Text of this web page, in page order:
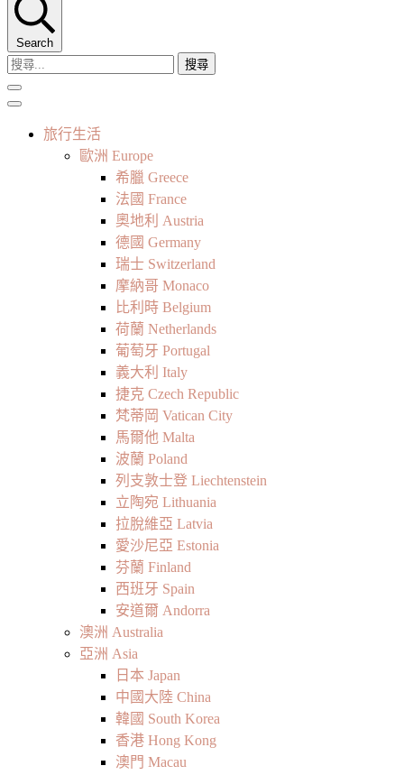
Search
搜
尋
關
旅行生活
歐洲 Europe
希臘 Greece
法國 France
奧地利 Austria
德國 Germany
瑞士 Switzerland
摩納哥 Monaco
比利時 Belgium
荷蘭 Netherlands
葡萄牙 Portugal
義大利 Italy
捷克 Czech Republic
梵蒂岡 Vatican City
馬爾他 Malta
波蘭 Poland
列支敦士登 Liechtenstein
立陶宛 Lithuania
拉脫維亞 Latvia
愛沙尼亞 Estonia
芬蘭 Finland
西班牙 Spain
安道爾 Andorra
澳洲 Australia
亞洲 Asia
日本 Japan
中國大陸 China
韓國 South Korea
香港 Hong Kong
澳門 Macau